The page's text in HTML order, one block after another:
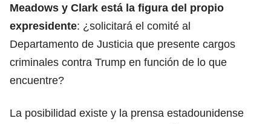
Meadows y Clark está la figura del propio
expresidente: ¿solicitará el comité al
Departamento de Justicia que presente cargos
criminales contra Trump en función de lo que
encuentre?
La posibilidad existe y la prensa estadounidense